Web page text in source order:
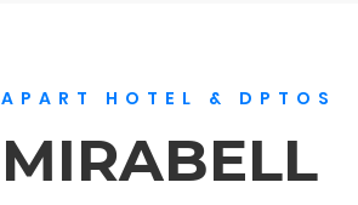
APART HOTEL & DPTOS
MIRABELL